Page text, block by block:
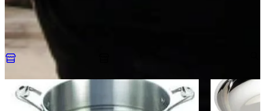
An appointment is always without obligation. You’ll receive the
design and quotation to take home! Enjoy a tour of the kitchens that
match your preferences, with detailed advice from our trained
kitchen experts.
Make an appointment
Discover more kitchens like this
Sale
Stoominzet voor Tri ply pannen – 20, 22 en 24 cm
Inductie Pannen
Sale
Tri-Ply
Inductie